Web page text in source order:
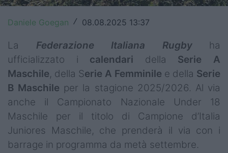
Challenge Cup
World Rugby
Rugby World Cup
Super Rugby
Rugby in TV
Mercato
Serie A Elite
Daniele Goegan / 08.08.2025 13:37
La Federazione Italiana Rugby ha
ufficializzato i calendari della Serie A
Maschile, della Serie A Femminile e della Serie
B Maschile per la stagione 2025/2026. Al via
anche il Campionato Nazionale Under 18
Maschile per il titolo di Campione d’Italia
Juniores Maschile, che prenderà il via con i
barrage in programma da metà settembre.